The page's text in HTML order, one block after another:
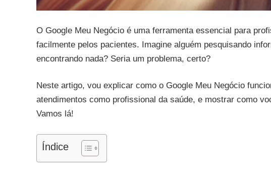
O Google Meu Negócio é uma ferramenta essencial para
facilmente pelos pacientes. Imagine alguém pesquisando
encontrando nada? Seria um problema, certo?
Neste artigo, vou explicar como o Google Meu Negócio
atendimentos como profissional da saúde, e mostrar como
Vamos lá!
Índice